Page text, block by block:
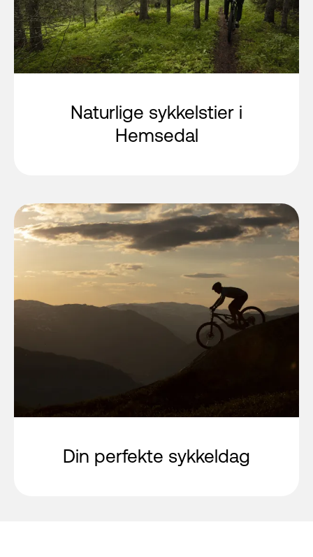
Naturlige sykkelstier i
Hemsedal
Din perfekte sykkeldag